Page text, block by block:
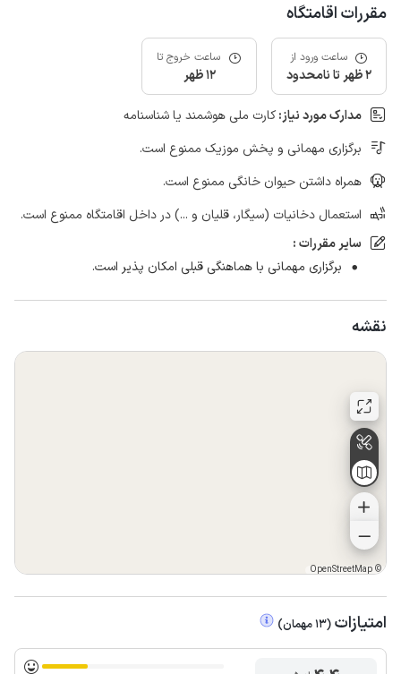
مقررات اقامتگاه
ساعت ورود از
2 ظهر تا نامحدود
ساعت خروج تا
12 ظهر
مدارک مورد نیاز:کارت ملی هوشمند یا شناسنامه
برگزاری مهمانی و پخش موزیک ممنوع است.
همراه داشتن حیوان خانگی ممنوع است.
استعمال دخانیات (سیگار، قلیان و ...) در داخل اقامتگاه ممنوع است.
سایر مقررات :
برگزاری مهمانی با هماهنگی قبلی امکان پذیر است.
نقشه
©
OpenStreetMap
امتیازات (
13 مهمان)